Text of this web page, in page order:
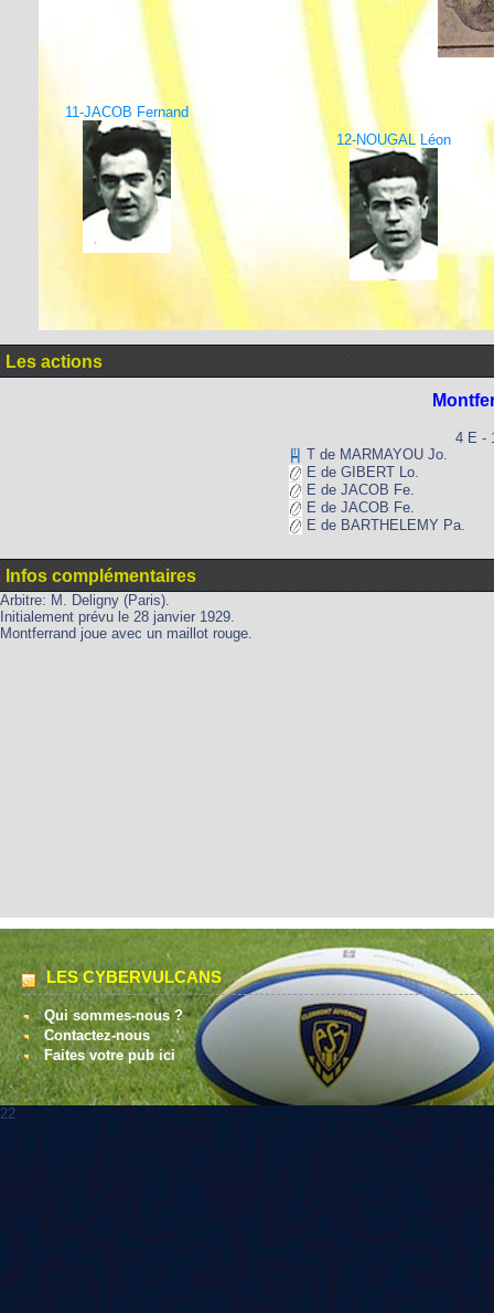
11-JACOB Fernand
12-NOUGAL Léon
Les actions
4 E -
T de MARMAYOU Jo.
E de GIBERT Lo.
E de JACOB Fe.
E de JACOB Fe.
E de BARTHELEMY Pa.
Infos complémentaires
Arbitre: M. Deligny (Paris).
Initialement prévu le 28 janvier 1929.
Montferrand joue avec un maillot rouge.
LES CYBERVULCANS
Qui sommes-nous ?
Contactez-nous
Faites votre pub ici
22